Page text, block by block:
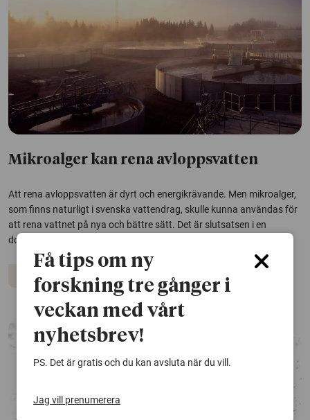
Mikroalger kan rena avloppsvatten
Att rena avloppsvatten är dyrt och energikrävande. Men mikroalger,
som finns naturligt i svenska vattendrag, skulle kunna användas för
att rena vattnet på nya och bättre sätt. Det är slutsatsen i en
doktorsavhandling från Högskolan i Borås.
Hållbar utveckling
Få tips om ny
forskning tre gånger i
veckan med vårt
nyhetsbrev!
PS. Det är gratis och du kan avsluta när du vill.
Jag vill prenumerera